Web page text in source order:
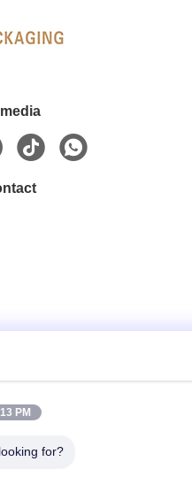
Avenue, Pinghu Sub-
China.
|Sitemap
PM
for?